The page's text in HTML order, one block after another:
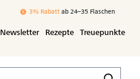
3% Rabattab 24–35 Flaschen
Newsletter Rezepte Treuepunkte